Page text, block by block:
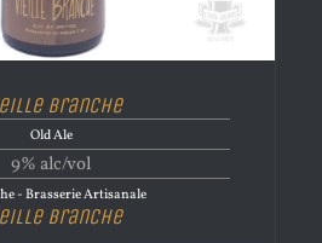
Branche
Old Ale
9% alc/vol
- Brasserie Artisanale
Branche